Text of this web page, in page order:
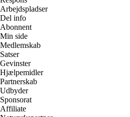
Arbejdspladser
Del info
Abonnent
Min side
Medlemskab
Satser
Gevinster
Hjælpemidler
Partnerskab
Udbyder
Sponsorat
Affiliate